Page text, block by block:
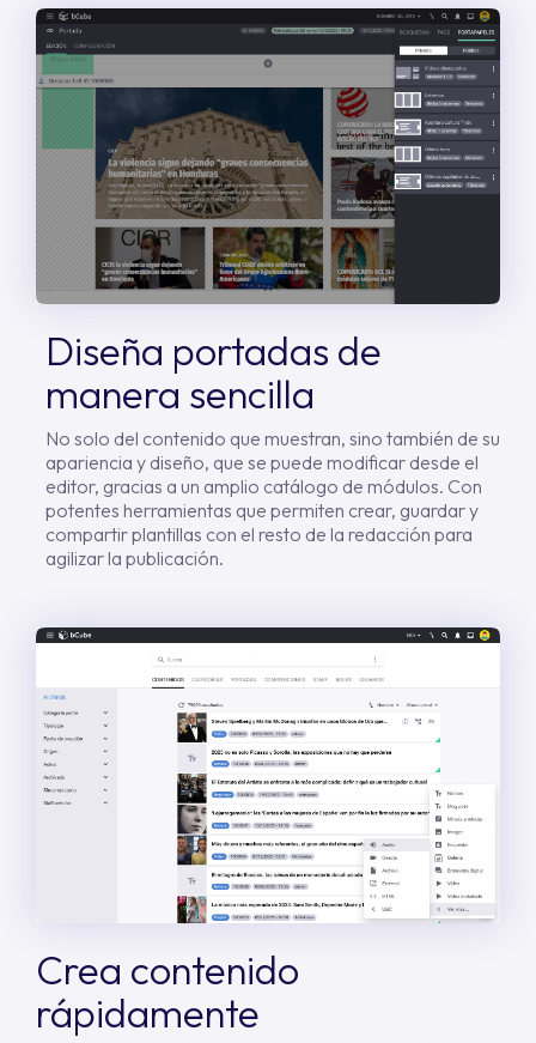
Diseña portadas de
manera sencilla
No solo del contenido que muestran, sino también de su
apariencia y diseño, que se puede modificar desde el
editor, gracias a un amplio catálogo de módulos. Con
potentes herramientas que permiten crear, guardar y
compartir plantillas con el resto de la redacción para
agilizar la publicación.
Crea contenido
rápidamente